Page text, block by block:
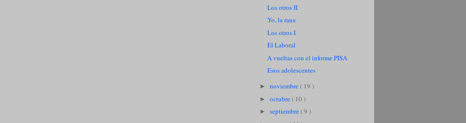
Los otros II
Yo, la rana
Los otros I
El Laboral
A vueltas con el informe PISA
Esos adolescentes
► noviembre( 19 )
► octubre( 10 )
► septiembre( 9 )